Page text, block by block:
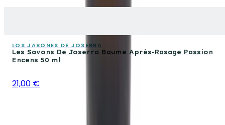
LOS JABONES DE JOSERRA
Les Savons De Joserra Baume Après-Rasage Passion
Encens 50 ml
21,00 €